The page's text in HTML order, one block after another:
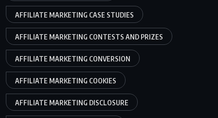
AFFILIATE MARKETING CASE STUDIES
AFFILIATE MARKETING CONTESTS AND PRIZES
AFFILIATE MARKETING CONVERSION
AFFILIATE MARKETING COOKIES
AFFILIATE MARKETING DISCLOSURE